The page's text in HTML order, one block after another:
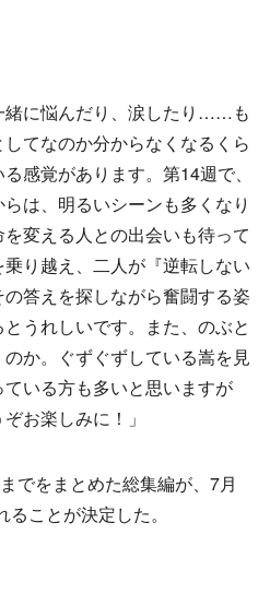
緒に悩んだり、涙したり……も
てなのか分からなくなるくら
感覚があります。第14週で、
は、明るいシーンも多くなり
変える人との出会いも待って
り越え、二人が『逆転しない
答えを探しながら奮闘する姿
うれしいです。また、のぶと
か。ぐずぐずしている嵩を見
いる方も多いと思いますが
お楽しみに！」
でをまとめた総集編が、7月
ことが決定した。